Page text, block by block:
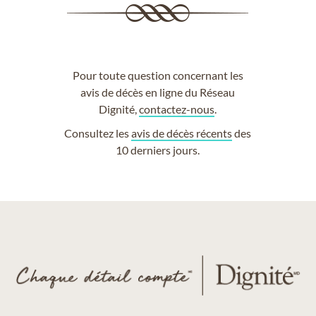
Pour toute question concernant les
avis de décès en ligne du Réseau
Dignité,contactez-nous
Consultez lesavis de décès récentsdes
10 derniers jours.